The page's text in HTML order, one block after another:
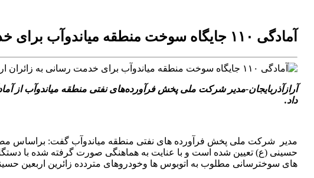
آمادگی ۱۱۰ جایگاه سوخت منطقه میاندوآب برای خدمت رسانی به زائران اربعین حسینی
آرازآذربایجان-مدیر شرکت ملی پخش فرآورده‌های نفتی منطقه میاندوآب از
داد.
مدیر شرکت ملی پخش فرآورده های نفتی منطقه میاندوآب گفت: براساس
حسینی (ع) تعیین شده است و با عنایت به هماهنگی صورت گرفته شده با
های سوخترسانی مطلوب به اتوبوس ها وخودروهای متردده زائرین اربعین